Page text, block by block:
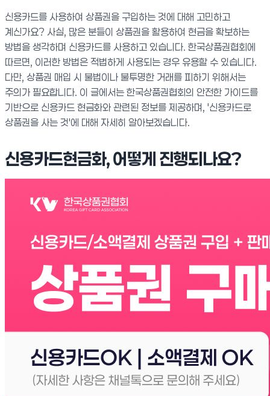
신용카드를 사용하여 상품권을 구입하는 것에 대해 고민하고
계신가요? 사실, 많은 분들이 상품권을 활용하여 현금을 확보하는
방법을 생각하며 신용카드를 사용하고 있습니다. 한국상품권협회에
따르면, 이러한 방법은 적법하게 사용되는 경우 유용할 수 있습니다.
다만, 상품권 매입 시 불법이나 불투명한 거래를 피하기 위해서는
주의가 필요합니다. 이 글에서는 한국상품권협회의 안전한 가이드를
기반으로 신용카드 현금화와 관련된 정보를 제공하며, '신용카드로
상품권을 사는 것'에 대해 자세히 알아보겠습니다.
신용카드현금화, 어떻게 진행되나요?